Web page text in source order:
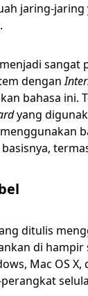
jaring-jaring
sangat
dengan
bahasa ini.
yang
ditulis
di hampir
Mac OS